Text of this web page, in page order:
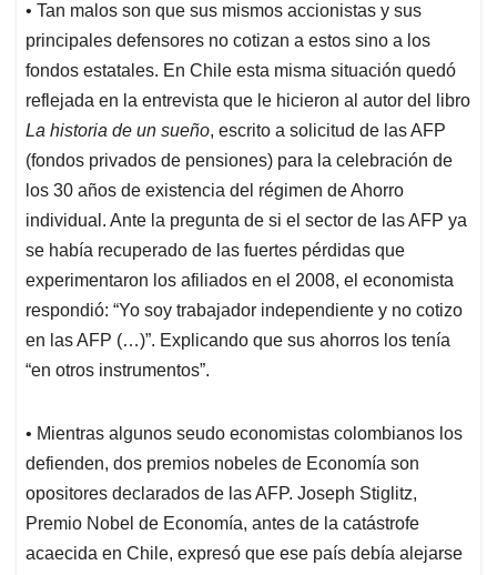
• Tan malos son que sus mismos accionistas y sus
principales defensores no cotizan a estos sino a los
fondos estatales. En Chile esta misma situación quedó
reflejada en la entrevista que le hicieron al autor del libro
La historia de un sueño, escrito a solicitud de las AFP
(fondos privados de pensiones) para la celebración de
los 30 años de existencia del régimen de Ahorro
individual. Ante la pregunta de si el sector de las AFP ya
se había recuperado de las fuertes pérdidas que
experimentaron los afiliados en el 2008, el economista
respondió: “Yo soy trabajador independiente y no cotizo
en las AFP (…)”. Explicando que sus ahorros los tenía
“en otros instrumentos”.
• Mientras algunos seudo economistas colombianos los
defienden, dos premios nobeles de Economía son
opositores declarados de las AFP. Joseph Stiglitz,
Premio Nobel de Economía, antes de la catástrofe
acaecida en Chile, expresó que ese país debía alejarse